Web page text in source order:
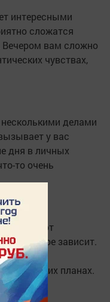
интересными
сложатся
Вечером вам сложно
чувствах,
делами
у вас
дня в личных
то очень
делами, от
многое зависит.
о будущих планах.